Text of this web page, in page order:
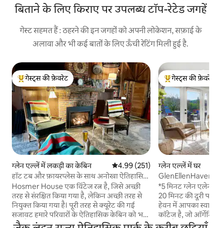
बिताने के लिए किराए पर उपलब्ध टॉप-रेटेड जगहें
गेस्ट सहमत हैं : ठहरने की इन जगहों को अपनी लोकेशन, सफ़ाई के
अलावा और भी कई बातों के लिए ऊँची रेटिंग मिली हुई है.
गेस्ट्स का टॉप फ़ेवरेट
गेस्ट्स की फ़ेवरेट
ग्लेन एल्लें में लकड़ी का केबिन औसत रेटिंग 5 में से 4.99, 251 समीक्षाएँ
4.99 (251)
हॉट टब और फ़ायरप्लेस के साथ अनोखा ऐतिहासिक
ठिकाना
Hosmer House एक विंटेज रत्न है, जिसे अच्छी
तरह से संरक्षित किया गया है, लेकिन अच्छी तरह से
नियुक्त किया गया है। पूरी तरह से क्यूरेट की गई
सजावट हमारे परिवारों के ऐतिहासिक केबिन को भर
देती है। ऐतिहासिक ग्लेन एलेन और केनवुड में वाइन
गेस्ट्स का टॉप फ़ेवरेट
गेस्ट्स की फ़ेवरेट
ग्लेन एल्लें में घर
GlenEllenHaven/
पालतू जीवों के लिए
*5 मिनट ग्लेन एलेन/
20 मिनट की दूरी पर
हेवन में आपका स्वागत
कॉटेज है, जो ऑर्गेनिक
हुआ है, जो विशाल डेक